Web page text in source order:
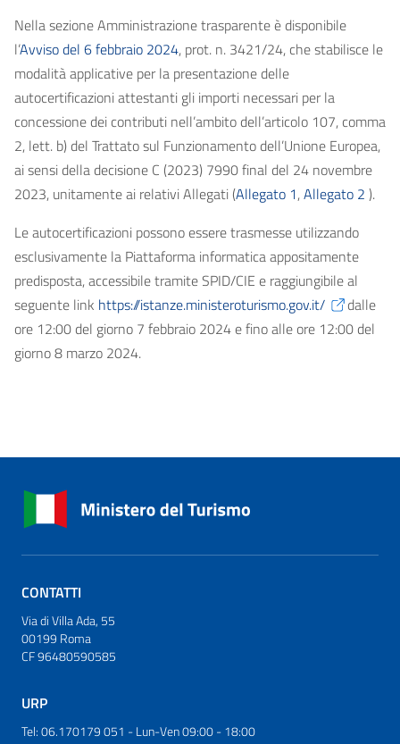
Nella sezione Amministrazione trasparente è disponibile
l’Avviso del 6 febbraio 2024, prot. n. 3421/24, che stabilisce le
modalità applicative per la presentazione delle
autocertificazioni attestanti gli importi necessari per la
concessione dei contributi nell’ambito dell’articolo 107, comma
2, lett. b) del Trattato sul Funzionamento dell’Unione Europea,
ai sensi della decisione C (2023) 7990 final del 24 novembre
2023, unitamente ai relativi Allegati (Allegato 1,Allegato 2 ).
Le autocertificazioni possono essere trasmesse utilizzando
esclusivamente la Piattaforma informatica appositamente
predisposta, accessibile tramite SPID/CIE e raggiungibile al
seguente link https://istanze.ministeroturismo.gov.it/
dalle
ore 12:00 del giorno 7 febbraio 2024 e fino alle ore 12:00 del
giorno 8 marzo 2024.
CONTATTI
Via di Villa Ada, 55
00199 Roma
CF 96480590585
URP
Tel: 06.170179 051 - Lun-Ven 09:00 - 18:00